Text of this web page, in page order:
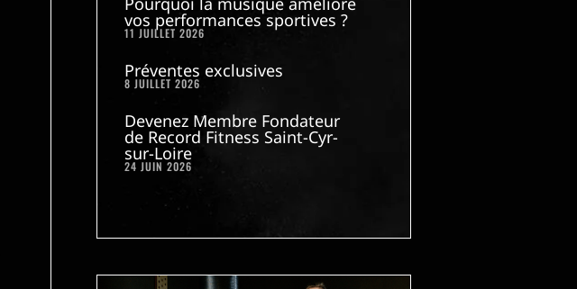
vos performances sportives ?
11 JUILLET 2026
Préventes exclusives
8 JUILLET 2026
Devenez Membre Fondateur
de Record Fitness Saint-Cyr-
sur-Loire
24 JUIN 2026